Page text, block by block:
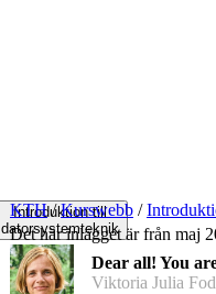
Introduktion till
datorsystemteknik
KTH / Kurswebb /
Det här inlägget är från maj
Dear all! You
Viktoria Julia